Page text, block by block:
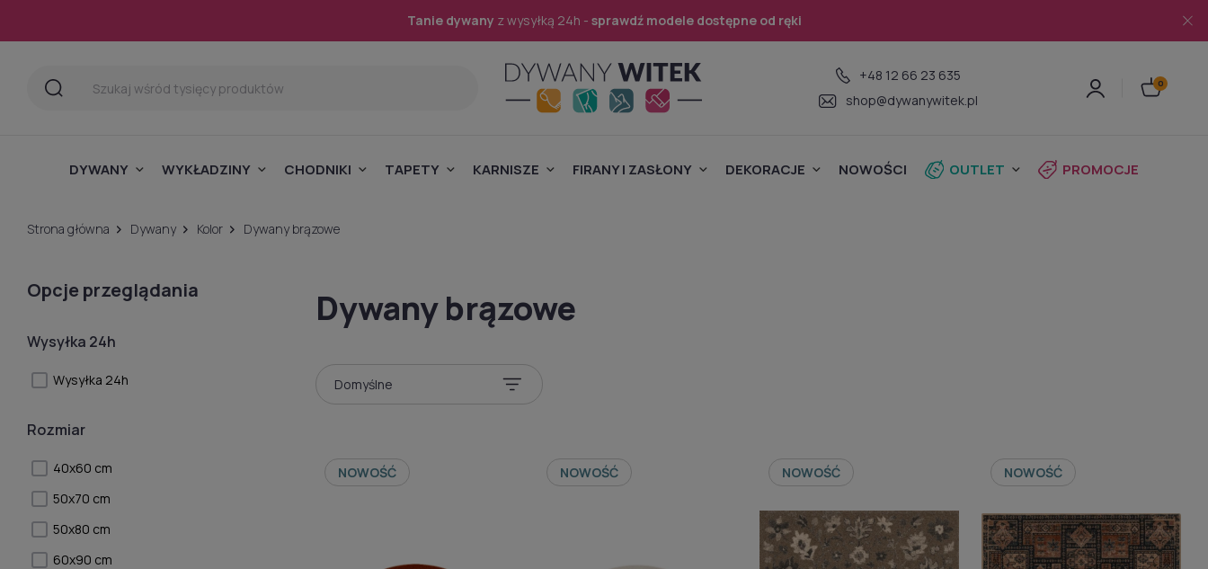
Tanie dywany z wysyłką 24h - sprawdź modele dostępne od ręki
+48 12 66 23 635
shop@dywanywitek.pl
DYWANY WYKŁADZINY CHODNIKI TAPETY KARNISZE FIRANY I ZASŁONY DEKORACJE NOWOŚCI OUTLET PROMOCJE
Strona główna Dywany Kolor Dywany brązowe
Opcje przeglądania
Wysyłka 24h
Wysyłka 24h
Rozmiar
40x60 cm
50x70 cm
50x80 cm
60x90 cm
Dywany brązowe
NOWOŚĆ NOWOŚĆ NOWOŚĆ NOWOŚĆ